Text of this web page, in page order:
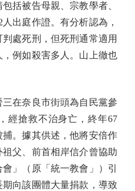
括被告母親、宗教學者、
出庭作證。有分析認為，
處死刑，但死刑通常適用
例如殺害多人。山上徹也
在奈良市街頭為自民黨參
經搶救不治身亡，終年67
。據其供述，他將安倍作
父、前首相岸信介曾協助
」（原「統一教會」）引
向該團體大量捐款，導致